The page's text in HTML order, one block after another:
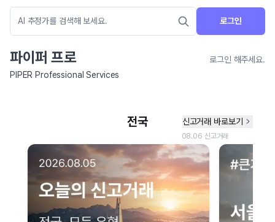
로그인
파이퍼 프로
로그인 해주세요.
PIPER Professional Services